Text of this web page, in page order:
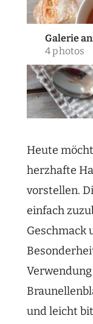
Galerie
4 photos
Heute
herzhafte
vorstellen.
einfach
Geschmack
und leicht